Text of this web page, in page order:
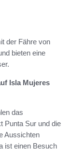
der Fähre von
bieten eine
Isla Mujeres
das
Punta Sur und die
Aussichten
ist einen Besuch